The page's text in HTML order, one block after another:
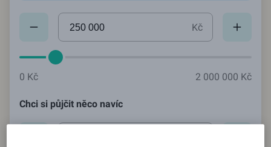
Kč
Aktuální hodnota:
0 Kč 2 000 000 Kč
Chci si půjčit něco navíc
Aktuální hodnota:250000